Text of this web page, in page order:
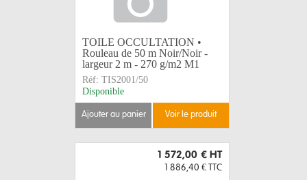
TOILE OCCULTATION •
Rouleau de 50 m Noir/Noir -
largeur 2 m - 270 g/m2 M1
Réf: TIS2001/50
Disponible
ajouter au panier voir le produit
1 572,00 € HT
1 886,40 € TTC